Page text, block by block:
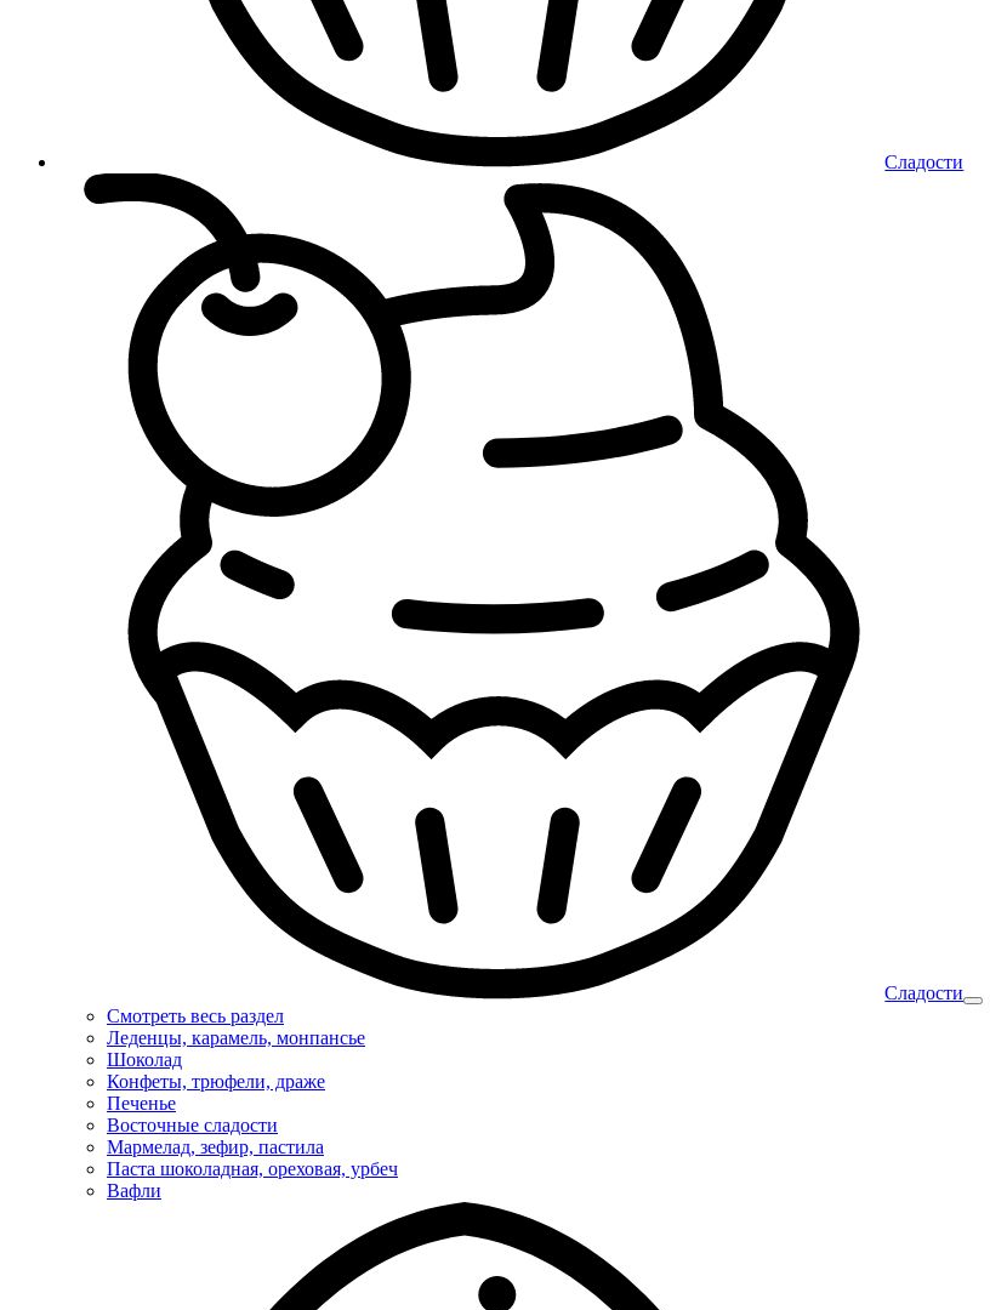
Сладости
Сладости
Смотреть весь раздел
Леденцы, карамель, монпансье
Шоколад
Конфеты, трюфели, драже
Печенье
Восточные сладости
Мармелад, зефир, пастила
Паста шоколадная, ореховая, урбеч
Вафли